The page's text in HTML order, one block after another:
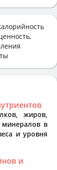
жиров,
минералов в
и уровня
и